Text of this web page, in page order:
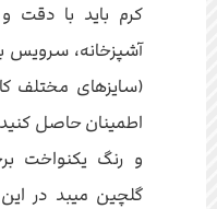
کرم باید با دقت
آشپزخانه، سرویس
(سایزهای مختلف
اطمینان حاصل کنید
و رنگ یکنواخت
گلچین میبد در